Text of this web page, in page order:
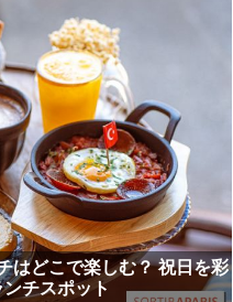
はどこで楽しむ？ 祝日を彩
チスポット